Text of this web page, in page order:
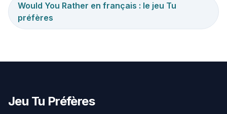
Would You Rather en français : le jeu Tu
préfères
Jeu Tu Préfères